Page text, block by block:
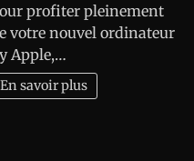
profiter pleinement
votre nouvel ordinateur
Apple,…
En savoir plus